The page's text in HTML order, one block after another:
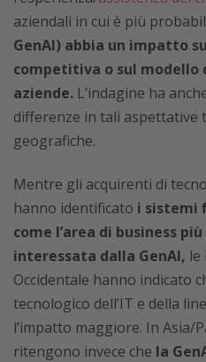
aziendali in cui è più
GenAI) abbia un impatto
competitiva o sul modello
aziende. L’indagine ha
differenze in tali aspettative
geografiche.
Mentre gli acquirenti di
hanno identificato i sistemi
come l’area di business
interessata dalla GenAI,
Occidentale hanno indicato
tecnologico dell’IT e della
l’impatto maggiore. In Asia/
ritengono invece che la